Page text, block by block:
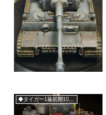
◆タイガー1最初期100号車